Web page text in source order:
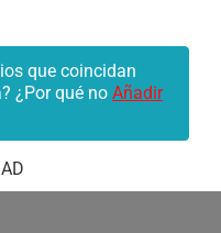
que coincidan
¿Por qué no Añadir